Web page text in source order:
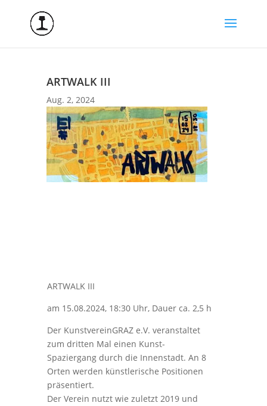
ARTWALK III
Aug. 2, 2024
ARTWALK III
am 15.08.2024, 18:30 Uhr, Dauer ca. 2,5 h
Der KunstvereinGRAZ e.V. veranstaltet
zum dritten Mal einen Kunst-
Spaziergang durch die Innenstadt. An 8
Orten werden künstlerische Positionen
präsentiert.
Der Verein nutzt wie zuletzt 2019 und